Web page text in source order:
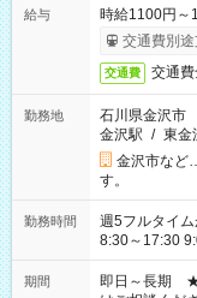
給与
時給1100円
交通費別途
交通費 交通
勤務地
石川県金沢市
金沢駅 / 東金
金沢市など
す。
勤務時間
週5フルタイ
8:30～17:30
その他にも勤
ご希望を教え
期間
即日～長期 ★